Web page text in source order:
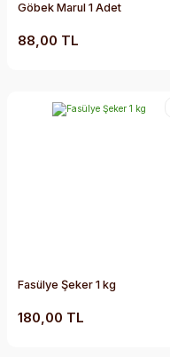
Göbek Marul 1 Adet
88,00 TL
Fasülye Şeker 1 kg
180,00 TL